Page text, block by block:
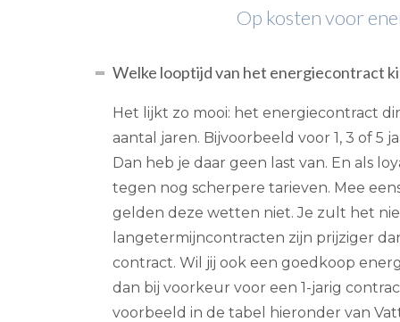
Op kosten voor
Welke looptijd van het energiecontract
Het lijkt zo mooi: het energiecontract
aantal jaren. Bijvoorbeeld voor 1, 3 of 5
Dan heb je daar geen last van. En als
tegen nog scherpere tarieven. Mee
gelden deze wetten niet. Je zult het
langetermijncontracten zijn prijziger
contract. Wil jij ook een goedkoop
dan bij voorkeur voor een 1-jarig
voorbeeld in de tabel hieronder van